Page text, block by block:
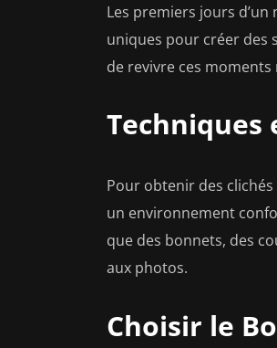
Les premiers jours
uniques pour créer des
de revivre ces
Techniques
Pour obtenir des
un environnement
que des bonnets, des
aux photos.
Choisir le